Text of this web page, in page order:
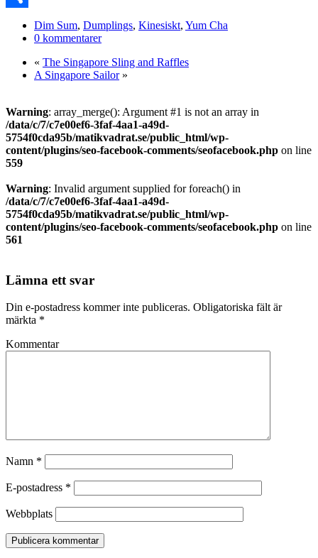
Dim Sum, Dumplings, Kinesiskt, Yum Cha
0 kommentarer
« The Singapore Sling and Raffles
A Singapore Sailor»
Warning: array_merge(): Argument #1 is not an array in
/data/c/7/c7e00ef6-3faf-4aa1-a49d-
5754f0cda95b/matikvadrat.se/public_html/wp-
content/plugins/seo-facebook-comments/seofacebook.php on line
559
Warning: Invalid argument supplied for foreach() in
/data/c/7/c7e00ef6-3faf-4aa1-a49d-
5754f0cda95b/matikvadrat.se/public_html/wp-
content/plugins/seo-facebook-comments/seofacebook.php on line
561
Lämna ett svar
Din e-postadress kommer inte publiceras. Obligatoriska fält är
märkta *
Kommentar
Namn *
E-postadress *
Webbplats